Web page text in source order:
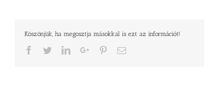
Református
közös
Köszönjük, ha megosztja másokkal is ezt az információt!
Facebook
TwitterLinkedInGoogle+PinterestEmail